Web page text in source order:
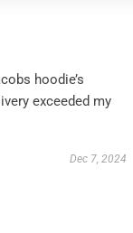
hoodie’s
exceeded my
Dec 7, 2024